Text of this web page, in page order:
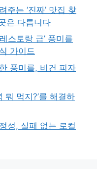
주는 ‘진짜’ 맛집 찾
은 다릅니다
스토랑 급’ 풍미를
가이드
풍미를, 비건 피자
뭐 먹지?’를 해결하
성, 실패 없는 로컬